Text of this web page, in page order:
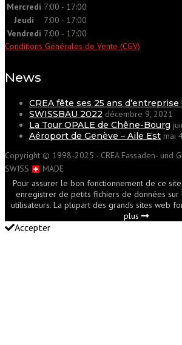
Mercredi 7:00 - 17:00
Jeudi
7:00 - 17:00
Vendredi 7:00 - 17:00
Conditions Générales de Vente (CGV)
News
CREA fête ses 25 ans d’entreprise !
SWISSBAU 2022 décembre 9, 2021
La Tour OPALE de Chêne-Bourg
Aéroport de Genève – Aile Est mai
Copyright © 1998-2025 - CREA Fassaden- und
SWISS
MADE
Pour assurer le bon fonctionnement de ce
enregistrer de petits fichiers de données sur
utilisateurs. La plupart des grands sites web
plus
Accepter